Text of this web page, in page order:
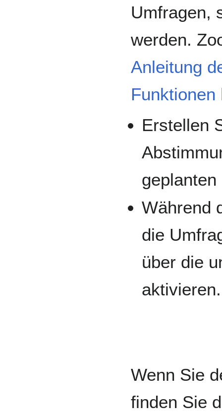
Umfragen,
werden.
Anleitung
Funktionen
Erstellen
Während
die
über die
aktivieren.
Wenn Sie
finden Sie